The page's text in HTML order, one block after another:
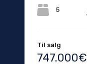
5
Til salg
747.000€